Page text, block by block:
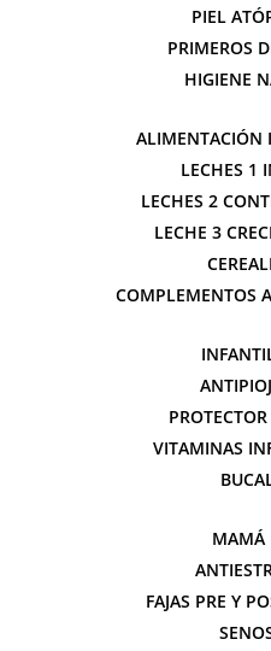
PIEL
PRIMEROS
HIGIENE
ALIMENTACIÓN
LECHES 1
LECHES 2
LECHE 3
COMPLEMENTOS
VITAMINAS
MAMÁ
FAJAS PRE Y